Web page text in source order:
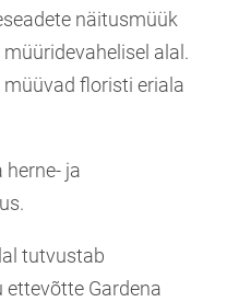
näitusmüük
alal.
floristi eriala
herne- ja
tutvustab
Gardena